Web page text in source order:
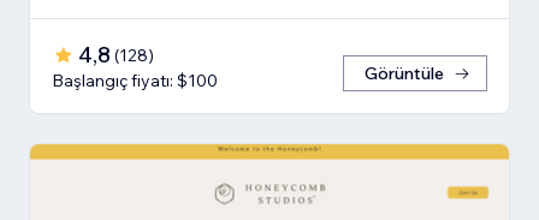
4,8 (128)
Başlangıç fiyatı: $100
Görüntüle